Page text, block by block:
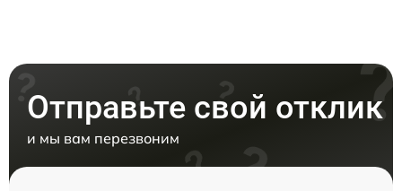
Отправьте свой отклик
и мы вам перезвоним